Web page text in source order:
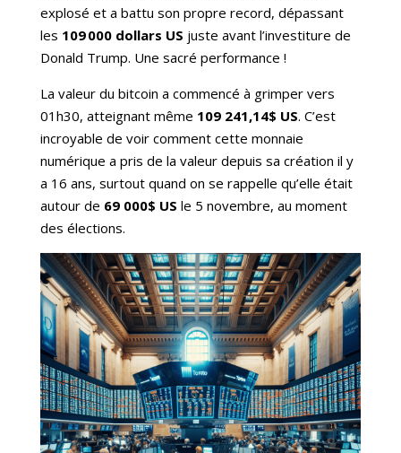
explosé et a battu son propre record, dépassant
les 109 000 dollars US juste avant l’investiture de
Donald Trump. Une sacré performance !
La valeur du bitcoin a commencé à grimper vers
01h30, atteignant même 109 241,14$ US. C’est
incroyable de voir comment cette monnaie
numérique a pris de la valeur depuis sa création il y
a 16 ans, surtout quand on se rappelle qu’elle était
autour de 69 000$ US le 5 novembre, au moment
des élections.